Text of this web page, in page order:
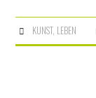
KUNST, LEBEN